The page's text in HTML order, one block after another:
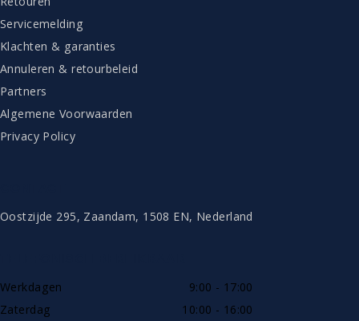
Servicemelding
Klachten & garanties
Annuleren & retourbeleid
Partners
Algemene Voorwaarden
Privacy Policy
Oostzijde 295, Zaandam, 1508 EN, Nederland
Werkdagen
9:00 - 17:00
Zaterdag
10:00 - 16:00